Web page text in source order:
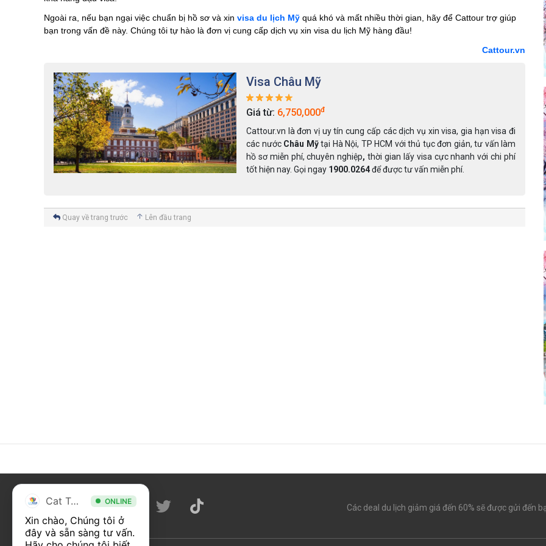
Ngoài ra, nếu bạn ngại việc chuẩn bị hồ sơ và xin visa du lịch Mỹ quá khó và mất nhiều thời gian, hãy để Cattour trợ giúp
bạn trong vấn đề này. Chúng tôi tự hào là đơn vị cung cấp dịch vụ xin visa du lịch Mỹ hàng đầu!
Cattour.vn
Visa Châu Mỹ
Giá từ: 6,750,000đ
Cattour.vn là đơn vị uy tín cung cấp các dịch vụ xin visa, gia hạn visa đi
các nước Châu Mỹtại Hà Nội, TP HCM với thủ tục đơn giản, tư vấn làm
hồ sơ miễn phí, chuyên nghiệp, thời gian lấy visa cực nhanh với chi phí
tốt hiện nay. Gọi ngay 1900.0264để được tư vấn miễn phí.
Quay về trang trước Lên đầu trang
Các deal du lịch giảm giá đến 60% sẽ được gửi đến
Cat Tour ONLINE
Xin chào, Chúng tôi ở
đây và sẵn sàng tư vấn.